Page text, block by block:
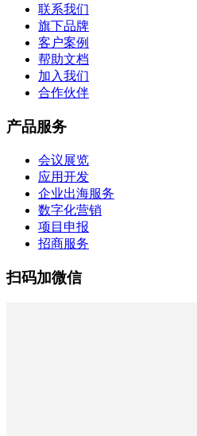
联系我们
旗下品牌
客户案例
帮助文档
加入我们
合作伙伴
产品服务
会议展览
应用开发
企业出海服务
数字化营销
项目申报
招商服务
扫码加微信